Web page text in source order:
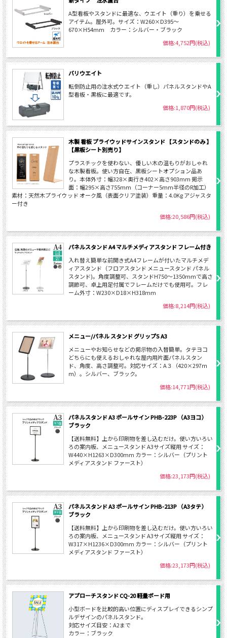
A型看板やスタンドに最適な、ウエイト（重り）を乗せる
アイテム。屋外可。サイズ：W260×D395～
670×H54mm カラー：シルバー・ブラック
価格:4,752円(税込)
バリウエイト
転倒防止用の注水式ウエイト（重し）パネルスタンドやA
型看板・黒板に最適です。
価格:1,870円(税込)
木製 看板 プライウッドサインスタンド 【スタンドのみ 】
【黒板シート別売り】
プラスチックを使わない、優しい木の温もりがおしゃれ
な木製看板。使い方自在、黒板シートオプション品あ
り。本体外寸：幅328×奥行き402×高さ903mm 掲示
面：幅295×高さ755mm（コーナー5mm半径のR加工）
素材：天然木プライウッド オーク風（表面クリア塗装）重量：4.0Kg アジャスタ
ー付き
価格:20,586円(税込)
パネルスタンド A4 マルチメディアスタンド フレーム付き
入れ替え簡単な前開き式A4フレームが付いたマルチメデ
ィアスタンド（フロアスタンド メニュースタンド パネル
スタンド)。角度調整可、スタンドH750～1350mmで高さ
調節可、卓上用足付属でフレームだけでも使用可。フレ
ーム外寸：W230×D18×H318mm
価格:8,214円(税込)
メニュー/パネル スタンド グリップS A3
メニューやお知らせなどの掲示物の入替簡単。タテヨコ
どちらにも使えるおしゃれな屋内用片面パネルスタン
ド、角度、高さ調整可。対応サイズ：A３（420×297ｍ
ｍ）。シルバー、ブラック。
価格:14,771円(税込)
パネルスタンド A3 ポールサイン PHB-223P （A3ヨコ）
ブラック
【送料無料】上から印刷物を差し込むだけ。使い方いろい
ろの案内板、メニュースタンド A3サイズ縦用 サイズ：
W440×H1263×D300mm カラー：シルバー（プリント
メディアスタンド ファースト）
価格:23,173円(税込)
パネルスタンド A3 ポールサイン PHB-213P （A3タテ）
ブラック
【送料無料】上から印刷物を差し込むだけ。使い方いろい
ろの案内板、メニュースタンド A3サイズ縦用 サイズ：
W317×H1236×D300mm カラー：シルバー（プリント
メディアスタンド ファースト）
価格:23,173円(税込)
アプローチスタンド CQ-20 軽量ボード用
小型ボードを比較的高い位置にディスプレイできるシンプ
ルデザインのパネルスタンド。
対応サイズ目安：A2まで
カラー：ブラック